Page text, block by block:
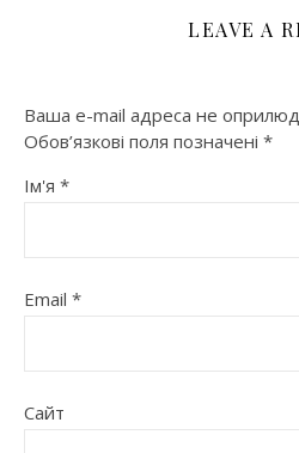
LEAVE A
Ваша e-mail адреса не
Обов’язкові поля позначені *
Ім'я *
Email *
Сайт